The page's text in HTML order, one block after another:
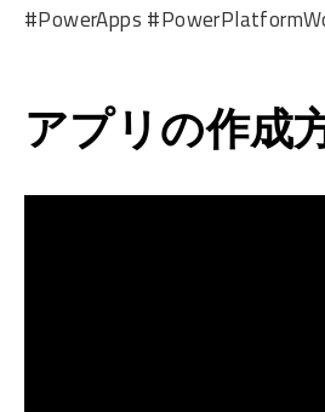
#PowerApps
アプリの作成